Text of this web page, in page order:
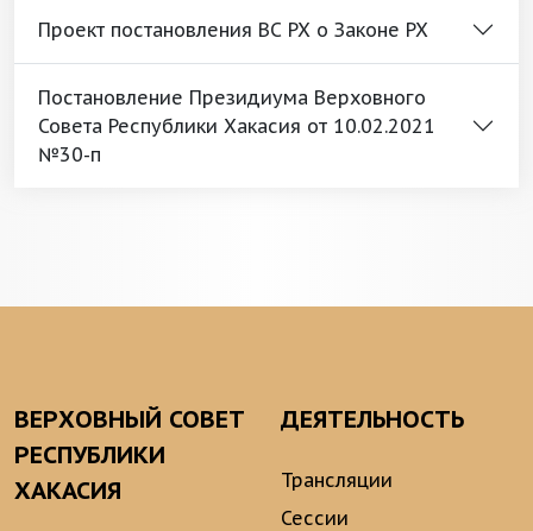
Проект постановления ВС РХ о Законе РХ
Постановление Президиума Верховного
Совета Республики Хакасия от 10.02.2021
№30-п
ВЕРХОВНЫЙ СОВЕТ
РЕСПУБЛИКИ
ХАКАСИЯ
ДЕЯТЕЛЬНОСТЬ
Трансляции
Сессии